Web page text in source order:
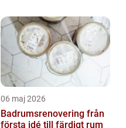
06 maj 2026
Badrumsrenovering från
första idé till färdigt rum